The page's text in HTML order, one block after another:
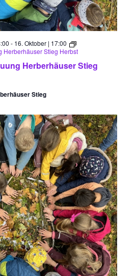
Herberhäuser Stieg
- 16. Oktober | 17:00
Herberhäuser Stieg Herbst
Stieg